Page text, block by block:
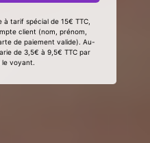
tarif spécial de 15€ TTC,
client (nom, prénom,
de paiement valide). Au-
de 3,5€ à 9,5€ TTC par
le voyant.